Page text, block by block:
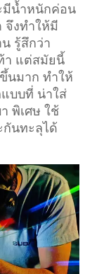
มีน้ำหนักค่อน
จึงทำให้มี
รู้สึกว่า
า แต่สมัยนี้
นมาก ทำให้
แบบที่ น่าใส่
พิเศษ ใช้
กันทะลุได้